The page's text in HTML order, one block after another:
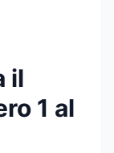
il
1 al